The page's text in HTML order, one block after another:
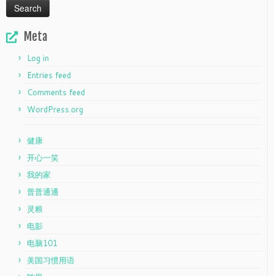
Meta
Log in
Entries feed
Comments feed
WordPress.org
健康
开心一笑
我的家
普普通通
灵粮
电影
电脑101
美国习惯用语